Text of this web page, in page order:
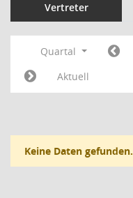
Vertreter
Quartal
Aktuell
Keine Daten gefunden.